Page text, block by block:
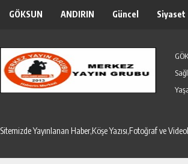
GÖKSUN ANDIRIN Güncel Siyaset
Sitemizde Yayınlanan Haber,Köşe Yazısı,Fotoğraf ve